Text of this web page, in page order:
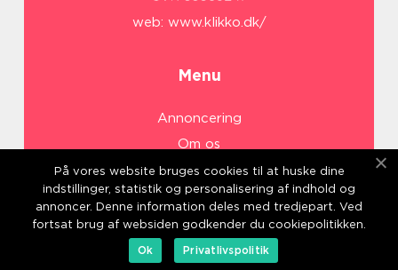
web: www.klikko.dk/
Menu
Annoncering
Om os
Cookies
Kontakt os
Sitemap
På vores website bruges cookies til at huske dine
indstillinger, statistik og personalisering af indhold og
annoncer. Denne information deles med tredjepart. Ved
fortsat brug af websiden godkender du cookiepolitikken.
Ok
Privatlivspolitik